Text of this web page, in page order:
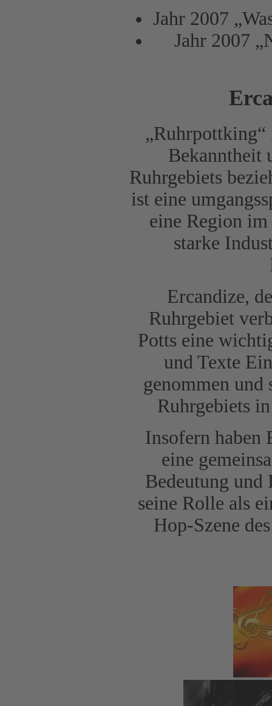
Jahr 2007
Jahr 2007
„Ruhrpottking“
Bekanntheit
Ruhrgebiets
ist eine
eine Region
starke
Ercandize,
Ruhrgebiet
Potts eine
und Texte
genommen und
Ruhrgebiets
Insofern haben
eine
Bedeutung und
seine Rolle als
Hop-Szene